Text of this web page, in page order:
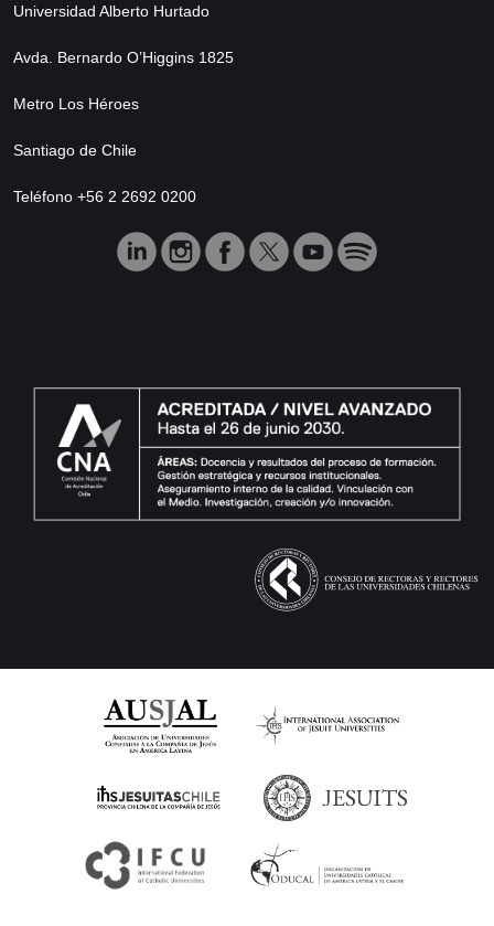
Universidad Alberto Hurtado
Avda. Bernardo O’Higgins 1825
Metro Los Héroes
Santiago de Chile
Teléfono +56 2 2692 0200